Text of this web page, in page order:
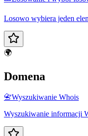
Losowo wybiera jeden
🌍
Domena
📇Wyszukiwanie Whois
Wyszukiwanie informacji